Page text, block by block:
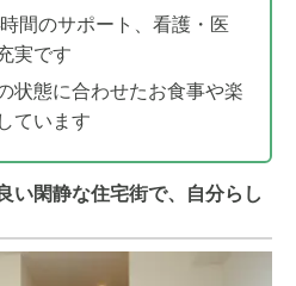
間のサポート、看護・医
実です
状態に合わせたお食事や楽
ています
い閑静な住宅街で、自分らし